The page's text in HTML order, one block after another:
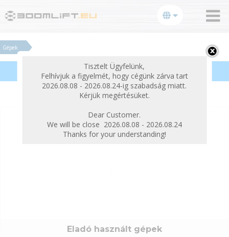
Tisztelt Ügyfelünk,
Felhívjuk a figyelmét, hogy cégünk zárva tart
2026.08.08 - 2026.08.24-ig szabadság miatt.
Kérjük megértésüket.
Dear Customer.
We will be close 2026.08.08 - 2026.08.24
Thanks for your understanding!
Gépek
Termékek szűrése
Eladó használt gépek